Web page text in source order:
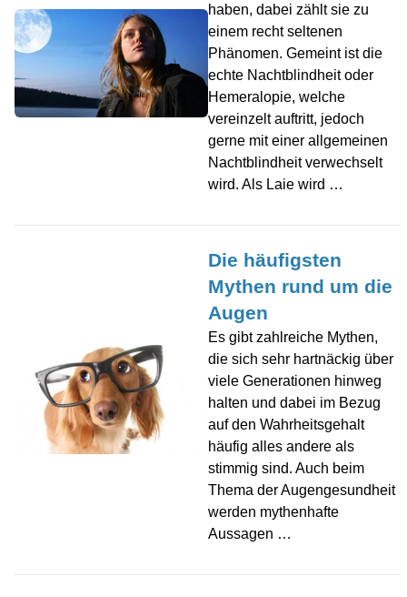
haben, dabei zählt sie zu
einem recht seltenen
Phänomen. Gemeint ist die
echte Nachtblindheit oder
Hemeralopie, welche
vereinzelt auftritt, jedoch
gerne mit einer allgemeinen
Nachtblindheit verwechselt
wird. Als Laie wird …
Die häufigsten
Mythen rund um die
Augen
Es gibt zahlreiche Mythen,
die sich sehr hartnäckig über
viele Generationen hinweg
halten und dabei im Bezug
auf den Wahrheitsgehalt
häufig alles andere als
stimmig sind. Auch beim
Thema der Augengesundheit
werden mythenhafte
Aussagen …